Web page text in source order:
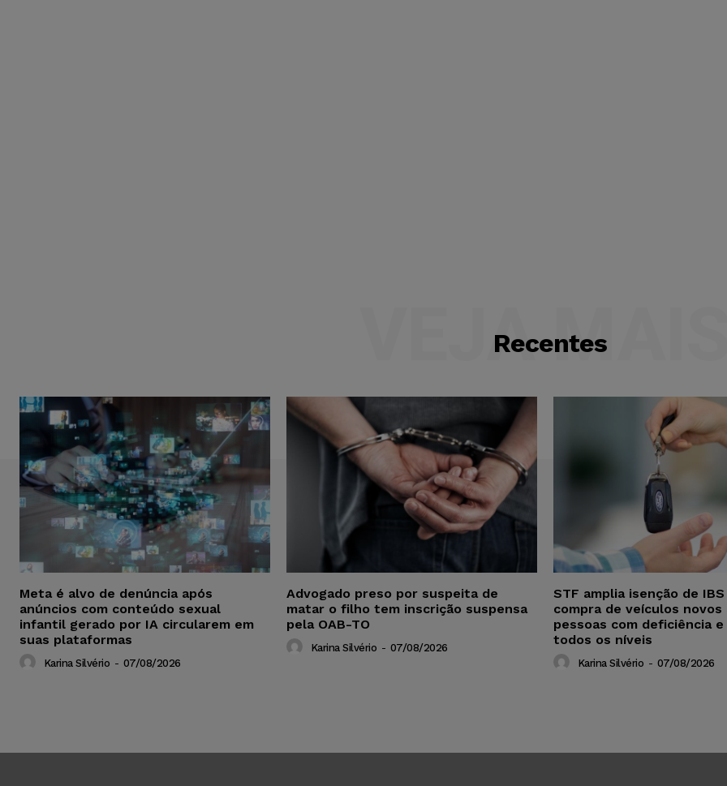
Recentes
VEJA
Meta é alvo de denúncia após
anúncios com conteúdo sexual
infantil gerado por IA circularem em
suas plataformas
Karina Silvério - 07/08/2026
Advogado preso por suspeita de
matar o filho tem inscrição suspensa
pela OAB-TO
Karina Silvério - 07/08/2026
STF amplia isenção de
compra de veículos novos
pessoas com deficiência
todos os níveis
Karina Silvério - 07/08/2026